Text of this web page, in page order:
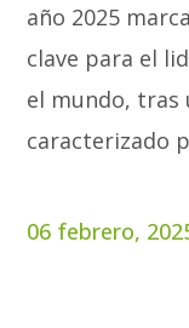
año 2025
clave para el
el mundo, tras
caracterizado
06 febrero,